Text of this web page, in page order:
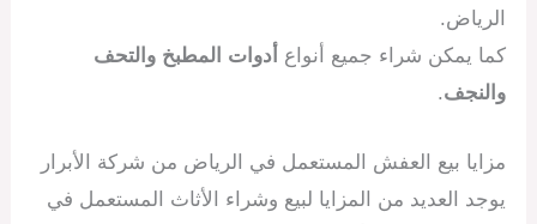
الرياض.
كما يمكن شراء جميع أنواع أدوات المطبخ والتحف
والنجف.
مزايا بيع العفش المستعمل في الرياض من شركة الأبرار
يوجد العديد من المزايا لبيع وشراء الأثاث المستعمل في